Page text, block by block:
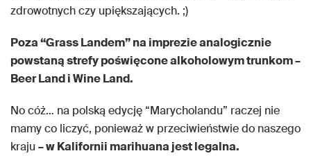
zdrowotnych czy upiększających. ;)
Poza “Grass Landem” na imprezie analogicznie
powstaną strefy poświęcone alkoholowym trunkom –
Beer Land i Wine Land.
No cóż… na polską edycję “Marycholandu” raczej nie
mamy co liczyć, ponieważ w przeciwieństwie do naszego
kraju – w Kalifornii marihuana jest legalna.